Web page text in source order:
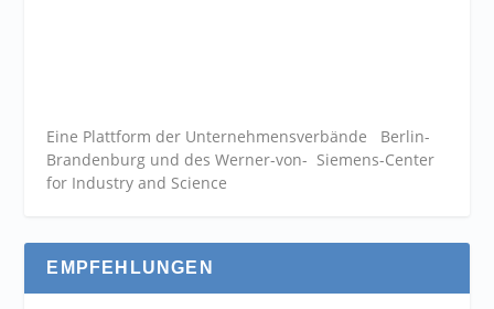
Eine Plattform der Unternehmensverbände Berlin-
Brandenburg und des Werner-von- Siemens-Center
for Industry and Science
EMPFEHLUNGEN